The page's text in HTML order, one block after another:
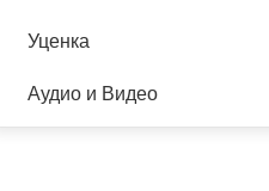
Уценка
Аудио и Видео